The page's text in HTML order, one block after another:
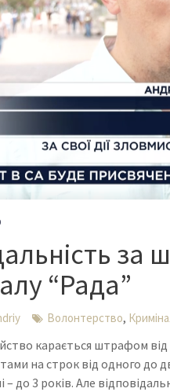
“Рада”
Волонтерство,
карається штрафом від
на строк від одного до
– до 3 років. Але